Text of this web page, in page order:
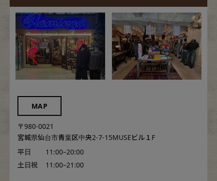
MAP
〒980-0021
宮城県仙台市青葉区中央2-7-15MUSEビル１F
平日
11:00–20:00
土日祝
11:00–21:00